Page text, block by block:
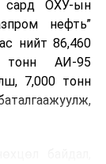
сард ОХУ-ын
нефть”
нийт 86,460
тонн АИ-95
7,000 тонн